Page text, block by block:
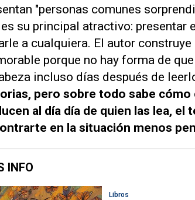
"personas comunes
su principal atractivo: presentar
a cualquiera. El autor
porque no hay forma de
incluso días después de
pero sobre todo sabe
al día día de quien las lea,
en la situación menos
INFO
Libros